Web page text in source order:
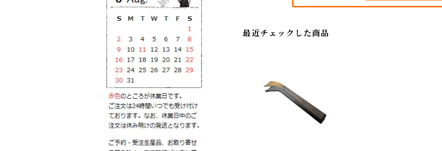
最近チェックした商品